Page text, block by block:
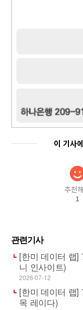
이 기사
추천
1
관련기사
[한미 데이터 랩]
니 인사이트)
2026-07-12
[한미 데이터 랩]
목 레이다)